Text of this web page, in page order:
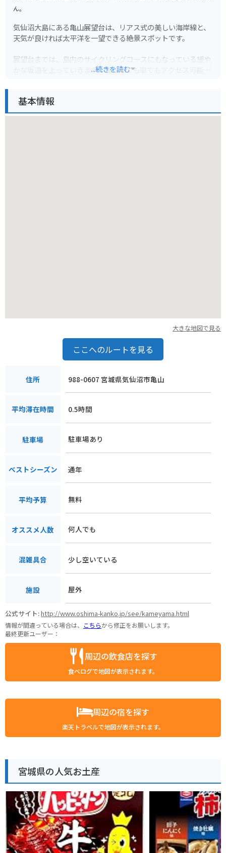
ん。
気仙沼大島にある亀山展望台は、リアス式の美しい海岸線と、
天気が良ければ太平洋を一望できる絶景スポットです。
展望台までは、島内のサイクリングコースにもなっている緩や
かな坂道を上っていきます。自転車でも車でもアクセス可能で
す。
...続きを読む
基本情報
大きな地図で見る
ここへのルートを見る
住所 988-0607 宮城県気仙沼市亀山
平均滞在時間 0.5時間
駐車場 駐車場あり
ベストシーズン 通年
平均予算 無料
オススメ人数 何人でも
混雑具合 少し空いている
施設 屋外
公式サイト:http://www.oshima-kanko.jp/see/kameyama.html
情報が間違っている場合は、 こちらから修正をお願いします。
最終更新ユーザー：
周辺の飲食店を探す
食べログで地図が表示されます。
周辺の宿を探す
楽天トラベルで地図が表示されます。
宮城県の人気お土産